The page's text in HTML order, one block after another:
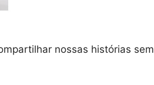
nossas histórias sem